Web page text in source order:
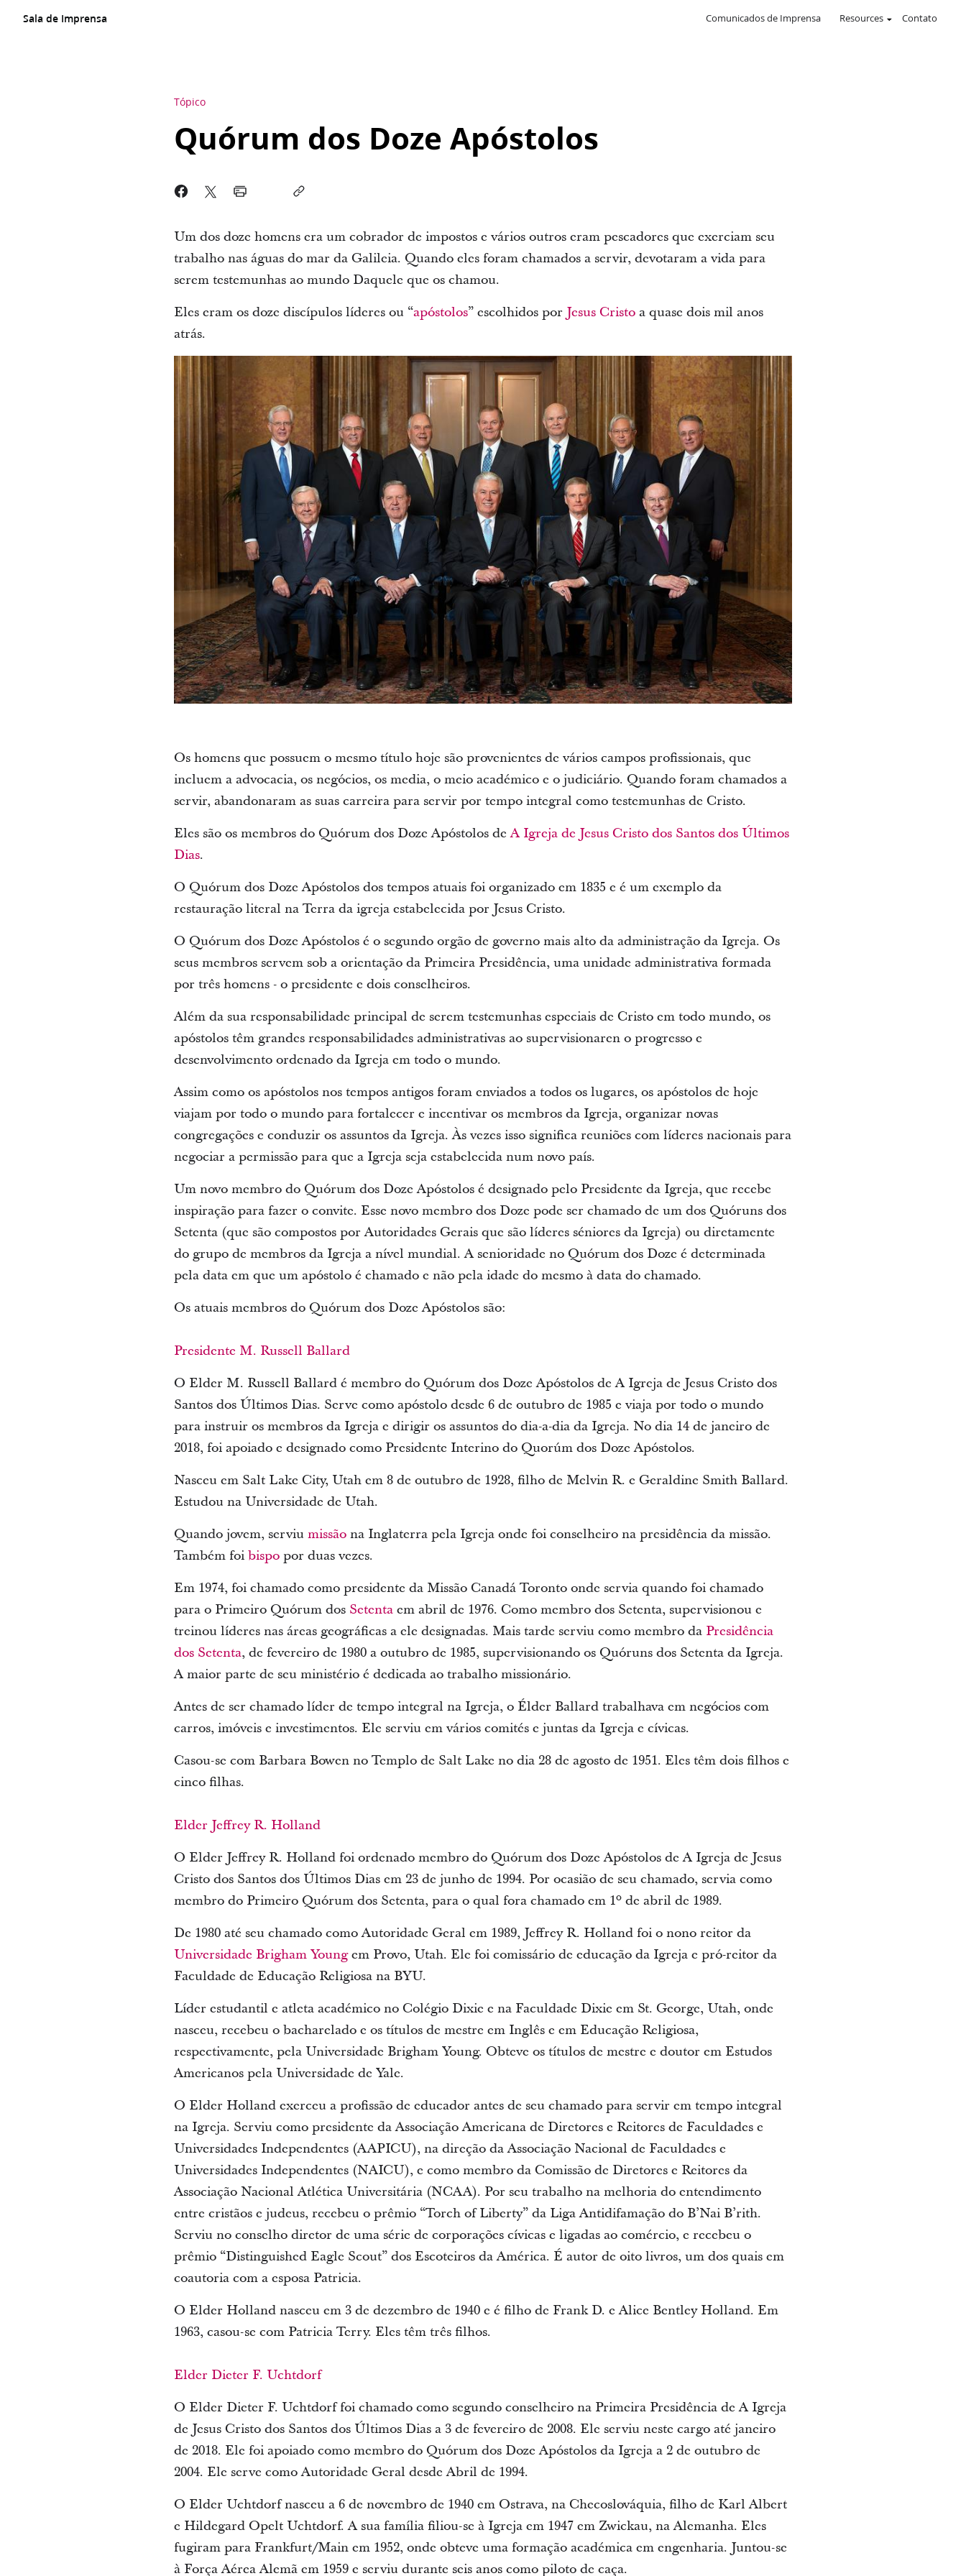
Sala de Imprensa Comunicados de Imprensa Resources Contato
Tópico
Quórum dos Doze Apóstolos
Um dos doze homens era um cobrador de impostos e vários outros eram pescadores que exerciam seu
trabalho nas águas do mar da Galileia. Quando eles foram chamados a servir, devotaram a vida para
serem testemunhas ao mundo Daquele que os chamou.
Eles eram os doze discípulos líderes ou “apóstolos” escolhidos por Jesus Cristoa quase dois mil anos
atrás.
Os homens que possuem o mesmo título hoje são provenientes de vários campos profissionais, que
incluem a advocacia, os negócios, os media, o meio académico e o judiciário. Quando foram chamados a
servir, abandonaram as suas carreira para servir por tempo integral como testemunhas de Cristo.
Eles são os membros do Quórum dos Doze Apóstolos deA Igreja de Jesus Cristo dos Santos dos Últimos
Dias.
O Quórum dos Doze Apóstolos dos tempos atuais foi organizado em 1835 e é um exemplo da
restauração literal na Terra da igreja estabelecida por Jesus Cristo.
O Quórum dos Doze Apóstolos é o segundo orgão de governo mais alto da administração da Igreja. Os
seus membros servem sob a orientação da Primeira Presidência, uma unidade administrativa formada
por três homens - o presidente e dois conselheiros.
Além da sua responsabilidade principal de serem testemunhas especiais de Cristo em todo mundo, os
apóstolos têm grandes responsabilidades administrativas ao supervisionaren o progresso e
desenvolvimento ordenado da Igreja em todo o mundo.
Assim como os apóstolos nos tempos antigos foram enviados a todos os lugares, os apóstolos de hoje
viajam por todo o mundo para fortalecer e incentivar os membros da Igreja, organizar novas
congregações e conduzir os assuntos da Igreja. Às vezes isso significa reuniões com líderes nacionais para
negociar a permissão para que a Igreja seja estabelecida num novo país.
Um novo membro do Quórum dos Doze Apóstolos é designado pelo Presidente da Igreja, que recebe
inspiração para fazer o convite. Esse novo membro dos Doze pode ser chamado de um dos Quóruns dos
Setenta (que são compostos por Autoridades Gerais que são líderes séniores da Igreja) ou diretamente
do grupo de membros da Igreja a nível mundial. A senioridade no Quórum dos Doze é determinada
pela data em que um apóstolo é chamado e não pela idade do mesmo à data do chamado.
Os atuais membros do Quórum dos Doze Apóstolos são:
Presidente M. Russell Ballard
O Elder M. Russell Ballard é membro do Quórum dos Doze Apóstolos de A Igreja de Jesus Cristo dos
Santos dos Últimos Dias. Serve como apóstolo desde 6 de outubro de 1985 e viaja por todo o mundo
para instruir os membros da Igreja e dirigir os assuntos do dia-a-dia da Igreja. No dia 14 de janeiro de
2018, foi apoiado e designado como Presidente Interino do Quorúm dos Doze Apóstolos.
Nasceu em Salt Lake City, Utah em 8 de outubro de 1928, filho de Melvin R. e Geraldine Smith Ballard.
Estudou na Universidade de Utah.
Quando jovem, serviu missãona Inglaterra pela Igreja onde foi conselheiro na presidência da missão.
Também foi bispopor duas vezes.
Em 1974, foi chamado como presidente da Missão Canadá Toronto onde servia quando foi chamado
para o Primeiro Quórum dos Setentaem abril de 1976. Como membro dos Setenta, supervisionou e
treinou líderes nas áreas geográficas a ele designadas. Mais tarde serviu como membro da Presidência
dos Setenta, de fevereiro de 1980 a outubro de 1985, supervisionando os Quóruns dos Setenta da Igreja.
A maior parte de seu ministério é dedicada ao trabalho missionário.
Antes de ser chamado líder de tempo integral na Igreja, o Élder Ballard trabalhava em negócios com
carros, imóveis e investimentos. Ele serviu em vários comités e juntas da Igreja e cívicas.
Casou-se com Barbara Bowen no Templo de Salt Lake no dia 28 de agosto de 1951. Eles têm dois filhos e
cinco filhas.
Elder Jeffrey R. Holland
O Elder Jeffrey R. Holland foi ordenado membro do Quórum dos Doze Apóstolos de A Igreja de Jesus
Cristo dos Santos dos Últimos Dias em 23 de junho de 1994. Por ocasião de seu chamado, servia como
membro do Primeiro Quórum dos Setenta, para o qual fora chamado em 1º de abril de 1989.
De 1980 até seu chamado como Autoridade Geral em 1989, Jeffrey R. Holland foi o nono reitor da
Universidade Brigham Youngem Provo, Utah. Ele foi comissário de educação da Igreja e pró-reitor da
Faculdade de Educação Religiosa na BYU.
Líder estudantil e atleta académico no Colégio Dixie e na Faculdade Dixie em St. George, Utah, onde
nasceu, recebeu o bacharelado e os títulos de mestre em Inglês e em Educação Religiosa,
respectivamente, pela Universidade Brigham Young. Obteve os títulos de mestre e doutor em Estudos
Americanos pela Universidade de Yale.
O Elder Holland exerceu a profissão de educador antes de seu chamado para servir em tempo integral
na Igreja. Serviu como presidente da Associação Americana de Diretores e Reitores de Faculdades e
Universidades Independentes (AAPICU), na direção da Associação Nacional de Faculdades e
Universidades Independentes (NAICU), e como membro da Comissão de Diretores e Reitores da
Associação Nacional Atlética Universitária (NCAA). Por seu trabalho na melhoria do entendimento
entre cristãos e judeus, recebeu o prêmio “Torch of Liberty” da Liga Antidifamação do B’Nai B’rith.
Serviu no conselho diretor de uma série de corporações cívicas e ligadas ao comércio, e recebeu o
prêmio “Distinguished Eagle Scout” dos Escoteiros da América. É autor de oito livros, um dos quais em
coautoria com a esposa Patricia.
O Elder Holland nasceu em 3 de dezembro de 1940 e é filho de Frank D. e Alice Bentley Holland. Em
1963, casou-se com Patricia Terry. Eles têm três filhos.
Elder Dieter F. Uchtdorf
O Elder Dieter F. Uchtdorf foi chamado como segundo conselheiro na Primeira Presidência de A Igreja
de Jesus Cristo dos Santos dos Últimos Dias a 3 de fevereiro de 2008. Ele serviu neste cargo até janeiro
de 2018. Ele foi apoiado como membro do Quórum dos Doze Apóstolos da Igreja a 2 de outubro de
2004. Ele serve como Autoridade Geral desde Abril de 1994.
O Elder Uchtdorf nasceu a 6 de novembro de 1940 em Ostrava, na Checoslováquia, filho de Karl Albert
e Hildegard Opelt Uchtdorf. A sua família filiou-se à Igreja em 1947 em Zwickau, na Alemanha. Eles
fugiram para Frankfurt/Main em 1952, onde obteve uma formação académica em engenharia. Juntou-se
à Força Aérea Alemã em 1959 e serviu durante seis anos como piloto de caça.